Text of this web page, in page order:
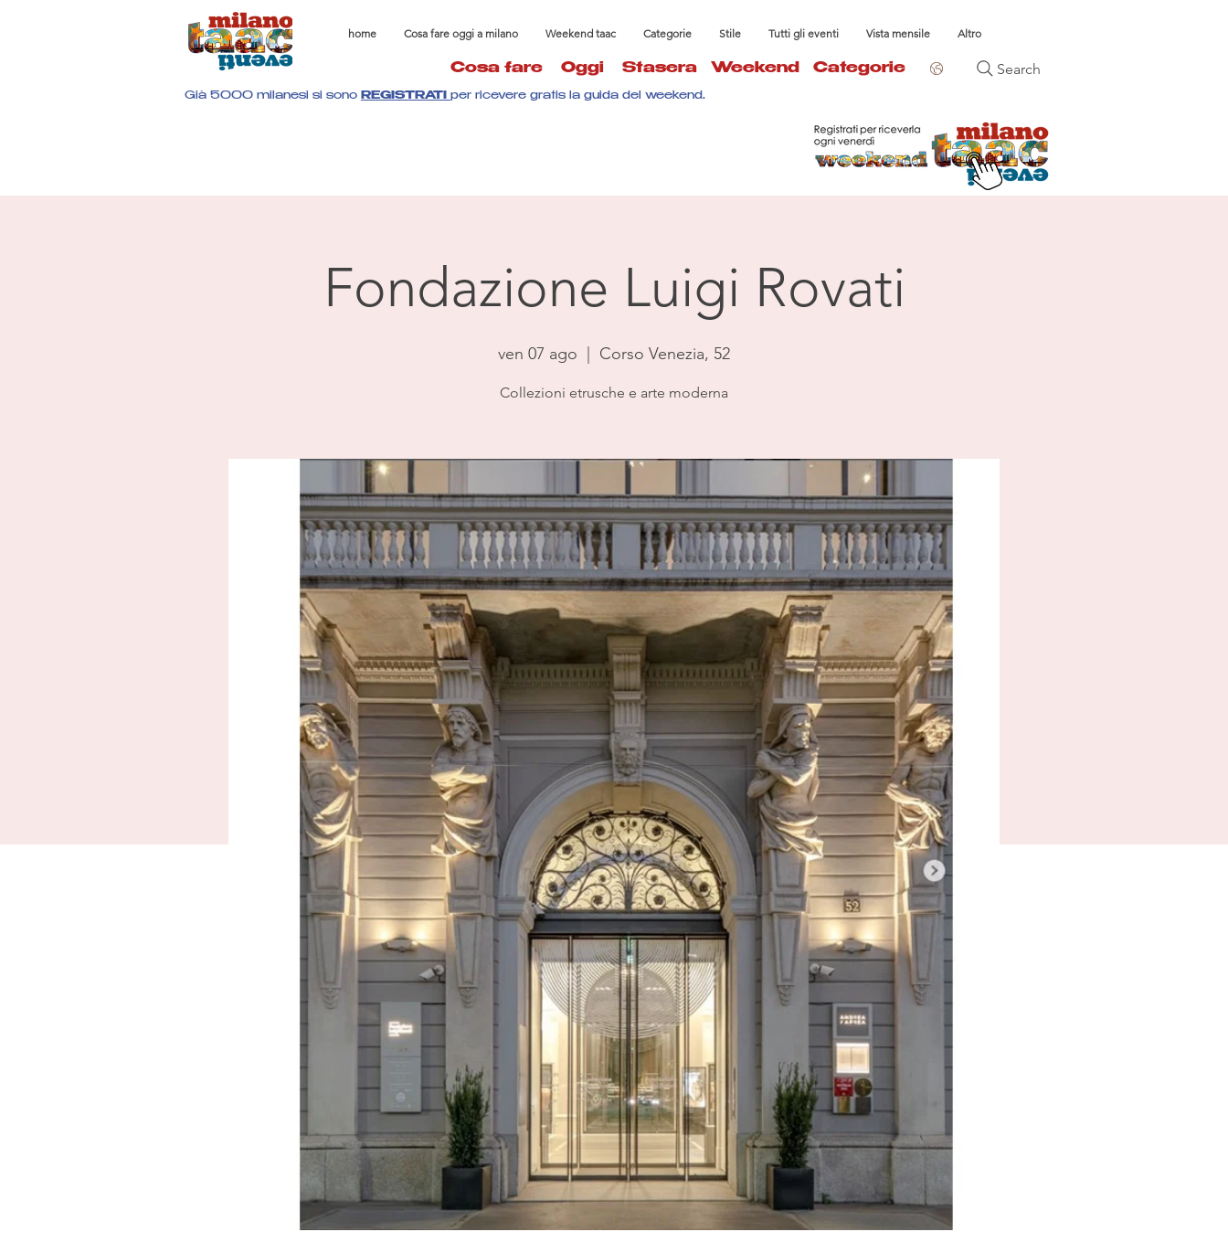
home Cosa fare oggi a milano Weekend taac Categorie Stile Tutti gli eventi Vista mensile Altro
Cosa fare Oggi Stasera Weekend Categorie Search
Già 5000 milanesi si sono REGISTRATI per ricevere gratis la guida del weekend.
Fondazione Luigi Rovati
ven 07 ago Corso Venezia, 52
Collezioni etrusche e arte moderna